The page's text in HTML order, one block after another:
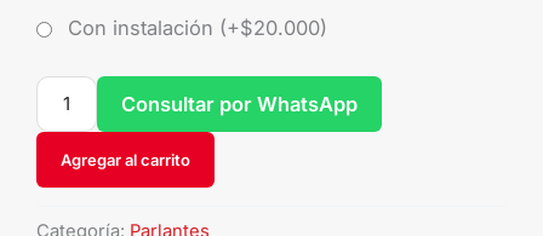
Con instalación (+$20.000)
Agregar al carrito
Consultar por WhatsApp
Categoría: Parlantes